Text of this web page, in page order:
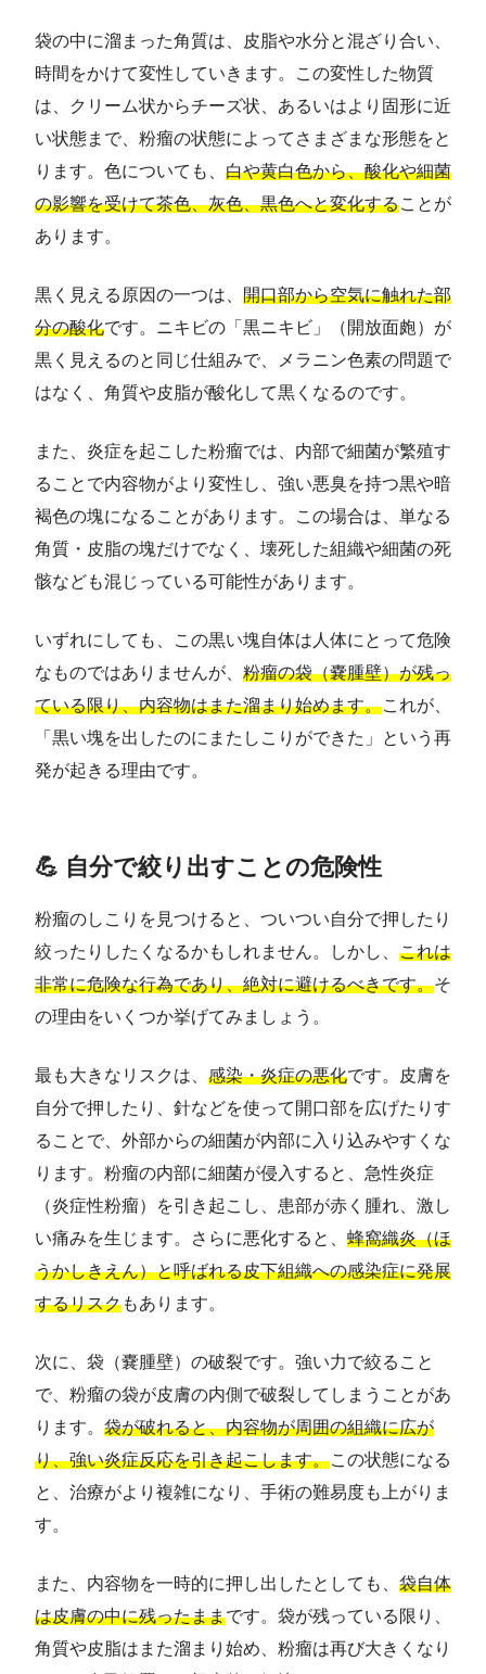
袋の中に溜まった角質は、皮脂や水分と混ざり合い、
時間をかけて変性していきます。この変性した物質
は、クリーム状からチーズ状、あるいはより固形に近
い状態まで、粉瘤の状態によってさまざまな形態をと
ります。色についても、 白や黄白色から、酸化や細菌
の影響を受けて茶色、灰色、黒色へと変化することが
あります。
黒く見える原因の一つは、 開口部から空気に触れた部
分の酸化です。ニキビの「黒ニキビ」（開放面皰）が
黒く見えるのと同じ仕組みで、メラニン色素の問題で
はなく、角質や皮脂が酸化して黒くなるのです。
また、炎症を起こした粉瘤では、内部で細菌が繁殖す
ることで内容物がより変性し、強い悪臭を持つ黒や暗
褐色の塊になることがあります。この場合は、単なる
角質・皮脂の塊だけでなく、壊死した組織や細菌の死
骸なども混じっている可能性があります。
いずれにしても、この黒い塊自体は人体にとって危険
なものではありませんが、 粉瘤の袋（嚢腫壁）が残っ
ている限り、内容物はまた溜まり始めます。これが、
「黒い塊を出したのにまたしこりができた」という再
発が起きる理由です。
💪 自分で絞り出すことの危険性
粉瘤のしこりを見つけると、ついつい自分で押したり
絞ったりしたくなるかもしれません。しかし、 これは
非常に危険な行為であり、絶対に避けるべきです。そ
の理由をいくつか挙げてみましょう。
最も大きなリスクは、 感染・炎症の悪化です。皮膚を
自分で押したり、針などを使って開口部を広げたりす
ることで、外部からの細菌が内部に入り込みやすくな
ります。粉瘤の内部に細菌が侵入すると、急性炎症
（炎症性粉瘤）を引き起こし、患部が赤く腫れ、激し
い痛みを生じます。さらに悪化すると、 蜂窩織炎（ほ
うかしきえん）と呼ばれる皮下組織への感染症に発展
するリスクもあります。
次に、袋（嚢腫壁）の破裂です。強い力で絞ること
で、粉瘤の袋が皮膚の内側で破裂してしまうことがあ
ります。 袋が破れると、内容物が周囲の組織に広が
り、強い炎症反応を引き起こします。この状態になる
と、治療がより複雑になり、手術の難易度も上がりま
す。
また、内容物を一時的に押し出したとしても、 袋自体
は皮膚の中に残ったままです。袋が残っている限り、
角質や皮脂はまた溜まり始め、粉瘤は再び大きくなり